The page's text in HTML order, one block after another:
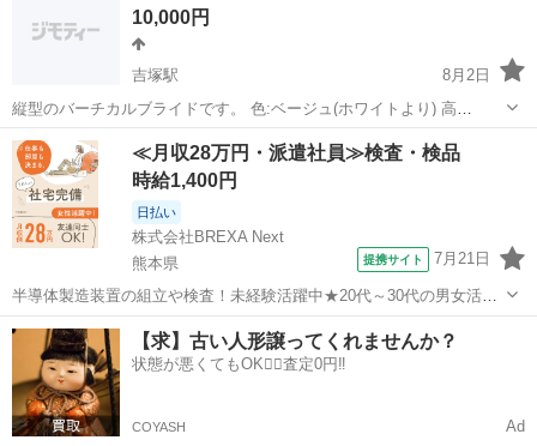
ち込めます！ ※詳細はこ...
10,000円
吉塚駅
8月2日
縦型のバーチカルブライドです。 色:ベージュ(ホワイトより) 高
さ:1830mm 横幅:1800mm 目立った汚れ、傷等ありません。 使用期間
1年です。 1ヶ月限定で、売れなかったら処分予定です。 基本的にお渡
しを予定し...
福岡 福岡市 吉塚駅 カーテン、ブラインド ベージュ
≪月収28万円・派遣社員≫検査・検品
時給1,400円
日払い
株式会社BREXA Next
熊本県
提携サイト 7月21日
半導体製造装置の組立や検査！未経験活躍中★20代～30代の男女活躍
中★ワンルーム寮完備！赴任旅費会社負担！マイカー通勤OK！無料駐
車場あり！正社員登用あり！《熊本県菊池郡大津町》 人気の工場のお
仕事 ◇半導体製造装置の組立...
熊本 その他
【求】古い人形譲ってくれませんか？
状態が悪くてもOK🙆‍♀️査定0円‼️
COYASH Ad